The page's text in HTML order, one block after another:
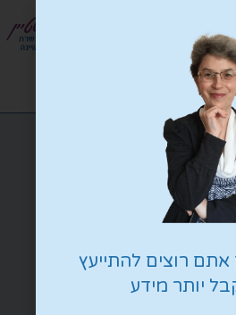
אתם רוצים להתייעץ
יותר מידע